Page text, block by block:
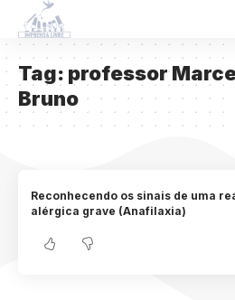
Tag: professor
Bruno
Reconhecendo os sinais de uma
alérgica grave (Anafilaxia)